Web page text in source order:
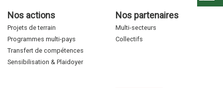
Nos actions
Projets de terrain
Programmes multi-pays
Transfert de compétences
Sensibilisation & Plaidoyer
Nos partenaires
Multi-secteurs
Collectifs